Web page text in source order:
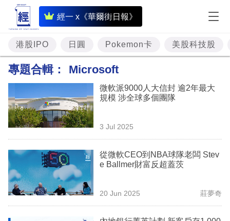
經一 x《華爾街日報》
即
時
財
經
投
資
樓
市
理
港股IPO 日圓 Pokemon卡 美股科技股
專題合輯： Microsoft
微軟派9000人大信封 逾2年最大
規模 涉全球多個團隊
3 Jul 2025
從微軟CEO到NBA球隊老闆 Stev
e Ballmer財富反超蓋茨
20 Jun 2025 莊夢奇